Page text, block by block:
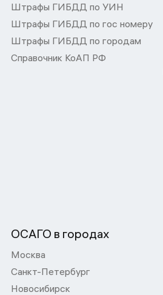
Штрафы ГИБДД по УИН
Штрафы ГИБДД по гос номеру
Штрафы ГИБДД по городам
Справочник КоАП РФ
ОСАГО в городах
Москва
Санкт-Петербург
Новосибирск